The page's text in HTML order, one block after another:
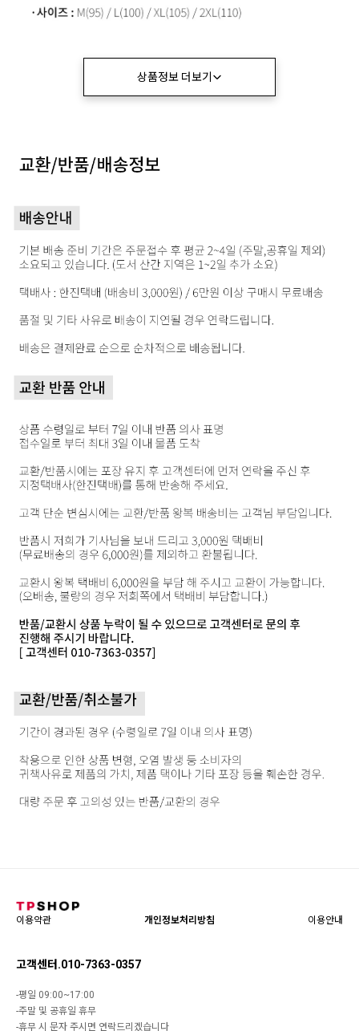
상품정보 더보기
이용약관 개인정보처리방침 이용안내
고객센터.010-7363-0357
-평일 09:00~17:00
-주말 및 공휴일 휴무
-휴무 시 문자 주시면 연락드리겠습니다